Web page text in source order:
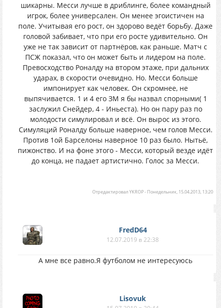
шикарны. Месси лучше в дриблинге, более командный
игрок, более универсален. Он менее эгоистичен на
поле. Учитывая его рост, он здорово ведёт борьбу. Даже
головой забивает, что при его росте удивительно. Он
уже не так зависит от партнёров, как раньше. Матч с
ПСЖ показал, что он может быть и лидером на поле.
Превосходство Роналду на втором этаже, при дальних
ударах, в скорости очевидно. Но. Месси больше
импонирует как человек. Он скромнее, не
выпячивается. 1 и 4 его ЗМ я бы назвал спорными( 1
заслужил Снейдер, 4 - Иньеста). Но он пару раз по
молодости симулировал и всё. Он вырос из этого.
Симуляций Роналду больше наверное, чем голов Месси.
Против 1ой Барселоны наверное 10 раз было. Нытьё,
пижонство. И на фоне этого - Месси, который везде идёт
до конца, не падает артистично. Голос за Месси.
ОтредактировалYKROP- Понедельник, 15.04.2013, 13:20
FredD64
12.07.2019 в 22:38
А мне все равно.Я футболом не интересуюсь
Lisovuk